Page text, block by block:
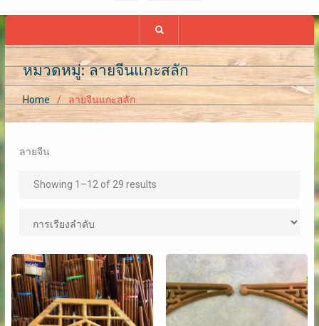
หมวดหมู่: ลายจีนแกะสลัก
Home ลายจีนแกะสลัก
ลายจีน
Showing 1–12 of 29 results